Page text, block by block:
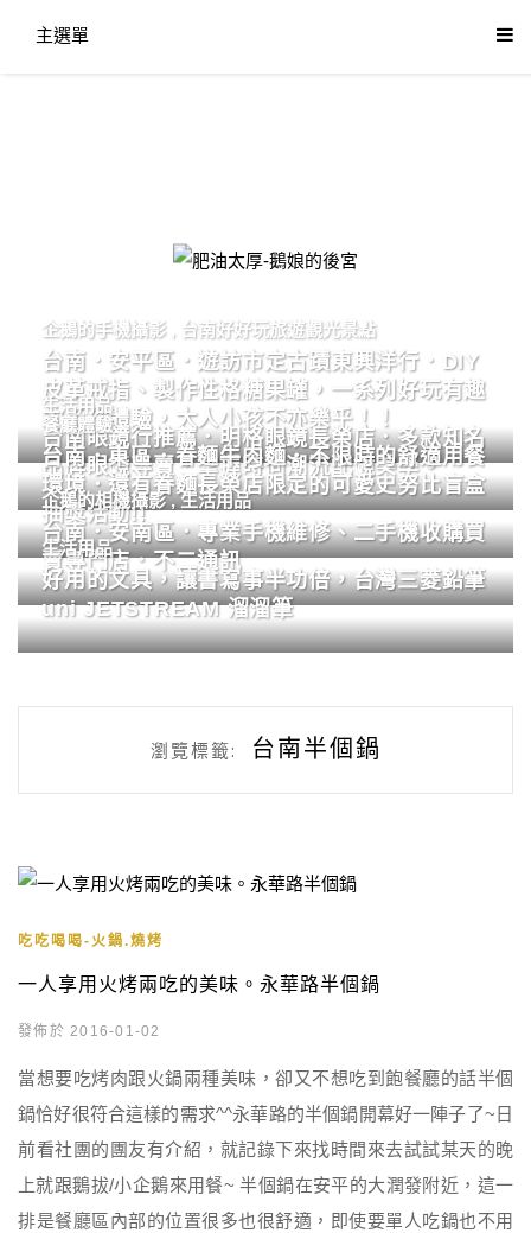
主選單
肥油太厚-鵝娘的後宮
企鵝的手機攝影 台南好好玩旅遊觀光景點
台南．安平區．遊訪市定古蹟東興洋行．DIY
皮革戒指、製作性格糖果罐，一系列好玩有趣
的手作體驗，大人小孩不亦樂乎！！
生活用品
台南眼鏡行推薦．明格眼鏡長榮店．多款知名
品牌眼鏡專賣．掌握時尚潮流配鏡美學。
餐廳體驗
台南．東區．眷麵牛肉麵．不限時的舒適用餐
環境．還有眷麵長榮店限定的可愛史努比盲盒
抽獎活動!!
企鵝的相機攝影,生活用品
台南．安南區．專業手機維修、二手機收購買
賣專門店．不二通訊
生活用品
好用的文具，讓書寫事半功倍，台灣三菱鉛筆
uni JETSTREAM 溜溜筆
瀏覽標籤: 台南半個鍋
吃吃喝喝-火鍋.燒烤
一人享用火烤兩吃的美味。永華路半個鍋
發佈於 2016-01-02
當想要吃烤肉跟火鍋兩種美味，卻又不想吃到飽餐廳的話半個
鍋恰好很符合這樣的需求^^永華路的半個鍋開幕好一陣子了~日
前看社團的團友有介紹，就記錄下來找時間來去試試某天的晚
上就跟鵝拔/小企鵝來用餐~ 半個鍋在安平的大潤發附近，這一
排是餐廳區內部的位置很多也很舒適，即使要單人吃鍋也不用